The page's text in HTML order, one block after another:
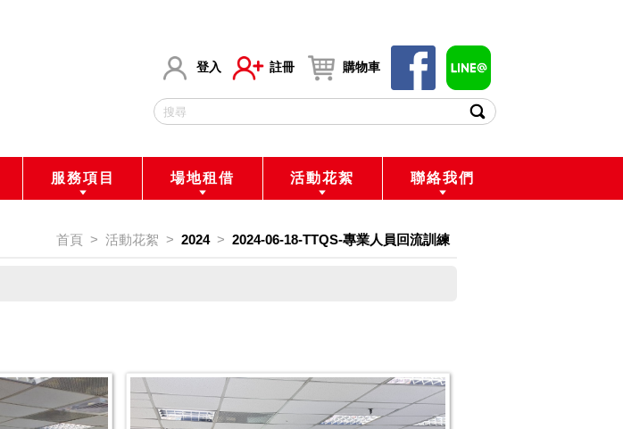
登入 註冊 購物車
服務項目 場地租借 活動花絮 聯絡我們
首頁 > 活動花絮 > 2024 > 2024-06-18-TTQS-專業人員回流訓練